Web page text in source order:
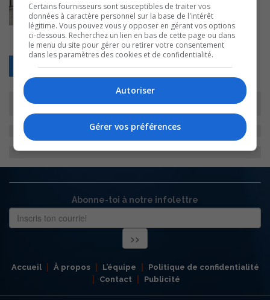
Retour
Abonne-toi à notre infolettre
Accueil À propos L’équipe
Politique de confidentialité
Contact
Publicité
Certains fournisseurs sont susceptibles de traiter vos
données à caractère personnel sur la base de l'intérêt
légitime. Vous pouvez vous y opposer en gérant vos options
ci-dessous. Recherchez un lien en bas de cette page ou dans
le menu du site pour gérer ou retirer votre consentement
dans les paramètres des cookies et de confidentialité.
Autoriser
Gérer vos préférences